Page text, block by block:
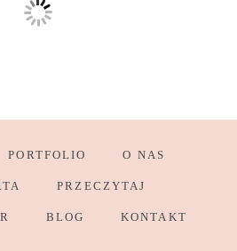
PORTFOLIO O NAS
PRZECZYTAJ
BLOG KONTAKT